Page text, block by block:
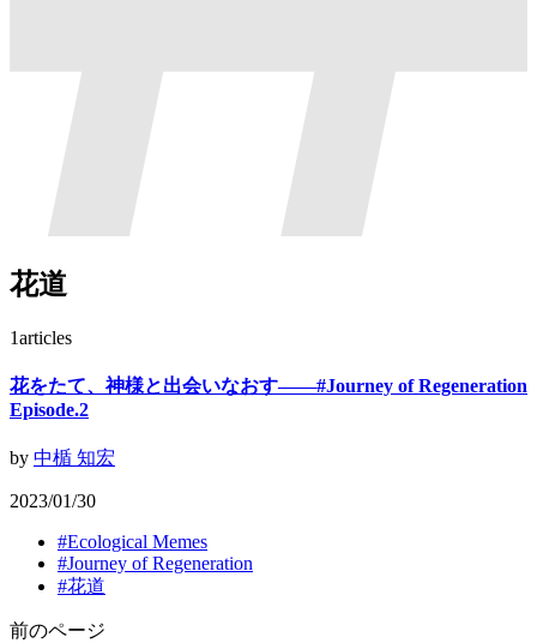
花道
1articles
花をたて、神様と出会いなおす——#Journey of Regeneration
Episode.2
by 中楯 知宏
2023/01/30
#Ecological Memes
#Journey of Regeneration
#花道
前のページ